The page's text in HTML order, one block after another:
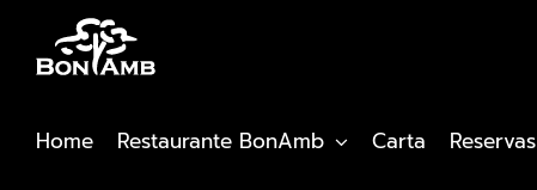
contenido
Home Restaurante BonAmb Carta Reservas